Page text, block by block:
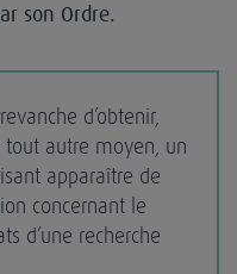
son Ordre.
d’obtenir,
autre moyen, un
apparaître de
concernant le
d’une recherche